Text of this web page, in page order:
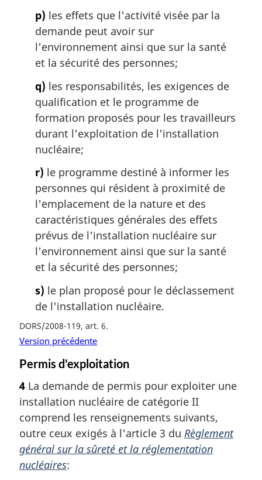
p) les effets que l'activité visée par la
demande peut avoir sur
l'environnement ainsi que sur la santé
et la sécurité des personnes;
q) les responsabilités, les exigences de
qualification et le programme de
formation proposés pour les travailleurs
durant l'exploitation de l'installation
nucléaire;
r) le programme destiné à informer les
personnes qui résident à proximité de
l'emplacement de la nature et des
caractéristiques générales des effets
prévus de l'installation nucléaire sur
l'environnement ainsi que sur la santé
et la sécurité des personnes;
s) le plan proposé pour le déclassement
de l'installation nucléaire.
DORS/2008-119, art. 6
Version précédente
Permis d'exploitation
4 La demande de permis pour exploiter une
installation nucléaire de catégorie II
comprend les renseignements suivants,
outre ceux exigés à l'article 3 du Règlement
général sur la sûreté et la réglementation
nucléaires: